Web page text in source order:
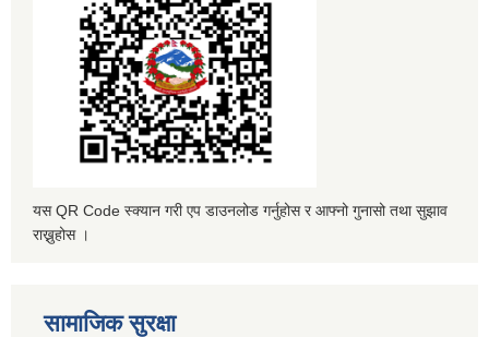
यस QR Code स्क्यान गरी एप डाउनलोड गर्नुहोस र आफ्नो गुनासो तथा सुझाव
राख्नुहोस ।
सामाजिक सुरक्षा